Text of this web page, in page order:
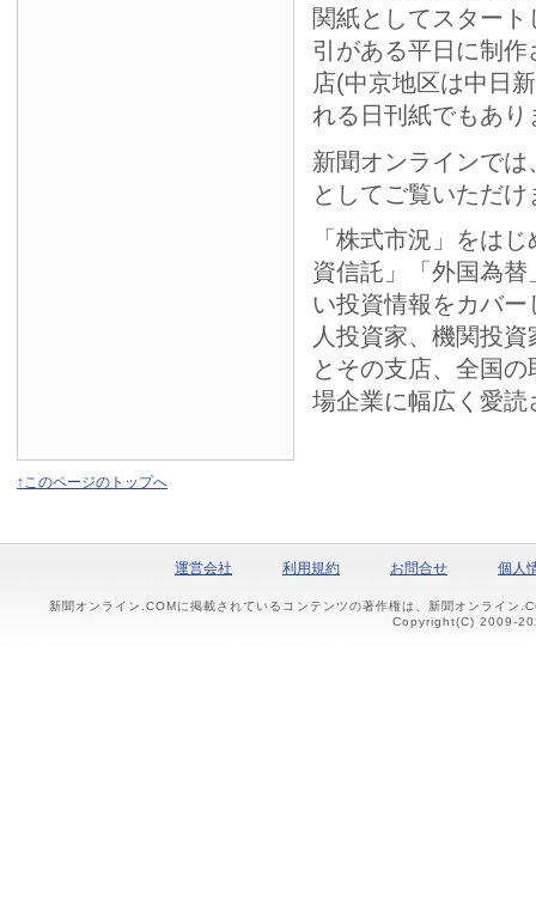
関紙としてスター
引がある平日に制
店(中京地区は中日
れる日刊紙でもあり
新聞オンラインで
としてご覧いただけ
「株式市況」をは
資信託」「外国為
い投資情報をカバ
人投資家、機関投
とその支店、全国
場企業に幅広く愛読
↑このページのトップへ
運営会社 利用規約 お問合せ 個人
新聞オンライン.COMに掲載されているコンテンツの著作権は、新聞オンライン
Copyright(C) 2009-